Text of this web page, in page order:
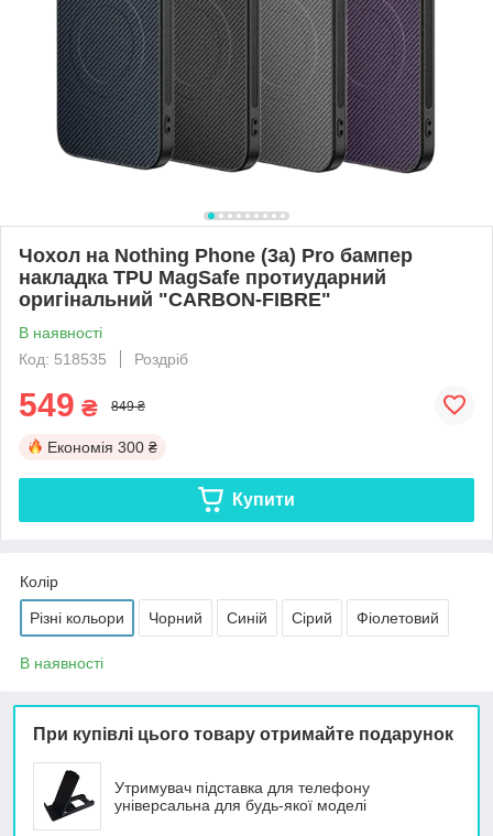
Чохол на Nothing Phone (3a) Pro бампер
накладка TPU MagSafe протиударний
оригінальний "CARBON-FIBRE"
В наявності
Код: 518535
Роздріб
549 ₴ 849 ₴
Економія 300 ₴
Купити
Колір
Різні кольори Чорний Синій Сірий Фіолетовий
В наявності
При купівлі цього товару отримайте подарунок
Утримувач підставка для телефону
універсальна для будь-якої моделі